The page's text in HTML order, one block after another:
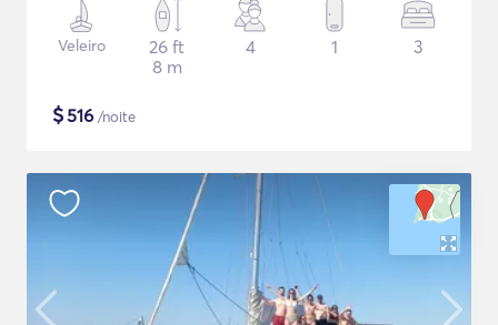
Veleiro
26 ft
8 m
4 1 3
$516 /noite